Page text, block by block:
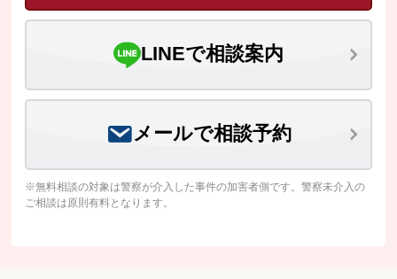
LINEで相談案内
メールで相談予約
※無料相談の対象は警察が介入した事件の加害者側です。警察未介入の
ご相談は原則有料となります。